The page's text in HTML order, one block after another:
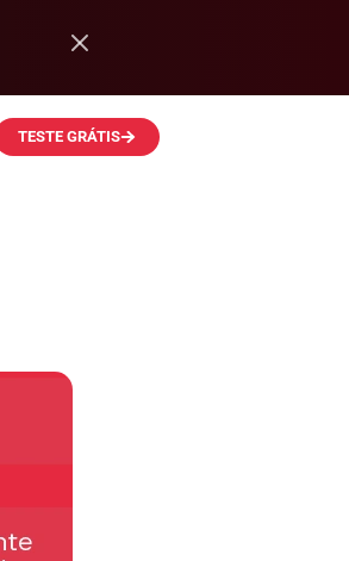
TESTE GRÁTIS